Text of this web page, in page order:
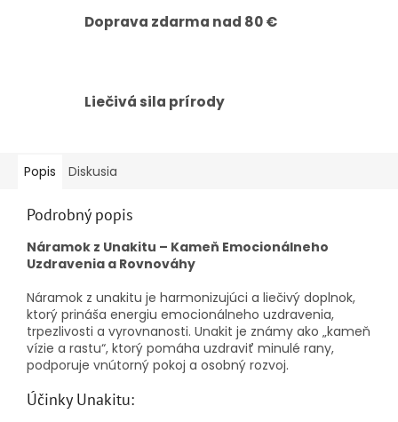
Doprava zdarma nad 80 €
Liečivá sila prírody
Popis Diskusia
Podrobný popis
Náramok z Unakitu – Kameň Emocionálneho
Uzdravenia a Rovnováhy
Náramok z unakitu je harmonizujúci a liečivý doplnok,
ktorý prináša energiu emocionálneho uzdravenia,
trpezlivosti a vyrovnanosti. Unakit je známy ako „kameň
vízie a rastu“, ktorý pomáha uzdraviť minulé rany,
podporuje vnútorný pokoj a osobný rozvoj.
Účinky Unakitu: